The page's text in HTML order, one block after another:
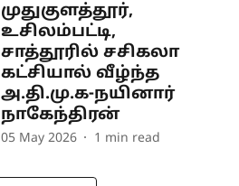
முதுகுளத்தூர்,
உசிலம்பட்டி,
சாத்தூரில் சசிகலா
கட்சியால் வீழ்ந்த
அ.தி.மு.க-நயினார்
நாகேந்திரன்
05 May 2026 1 min read